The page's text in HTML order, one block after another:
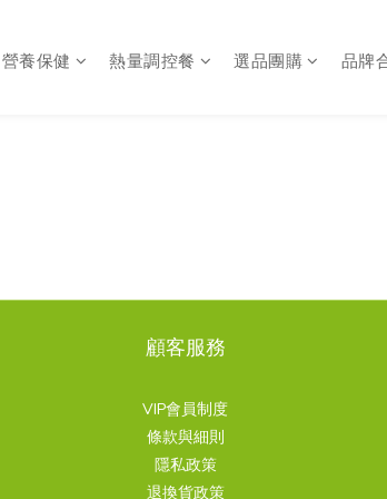
營養保健 熱量調控餐 選品團購 品牌
顧客服務
VIP會員制度
條款與細則
隱私政策
退換貨政策